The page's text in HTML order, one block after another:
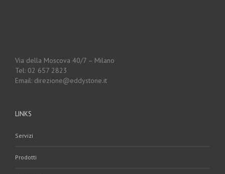
Via della Moscova 40/7 – Milano
Tel: 02 657 2823
Email: direzione@eddystone.it
LINKS
Servizi
Prodotti